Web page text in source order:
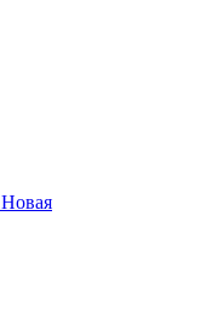
Новая